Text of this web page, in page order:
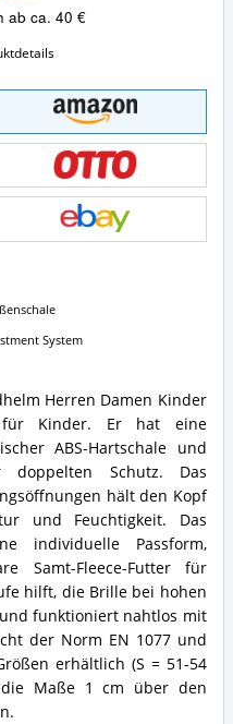
ab ca. 40 €
Herren Damen Kinder
Kinder. Er hat eine
ABS-Hartschale und
doppelten Schutz. Das
hält den Kopf
und Feuchtigkeit. Das
individuelle Passform,
Samt-Fleece-Futter für
hilft, die Brille bei hohen
funktioniert nahtlos mit
der Norm EN 1077 und
erhältlich (S = 51-54
Maße 1 cm über den
System